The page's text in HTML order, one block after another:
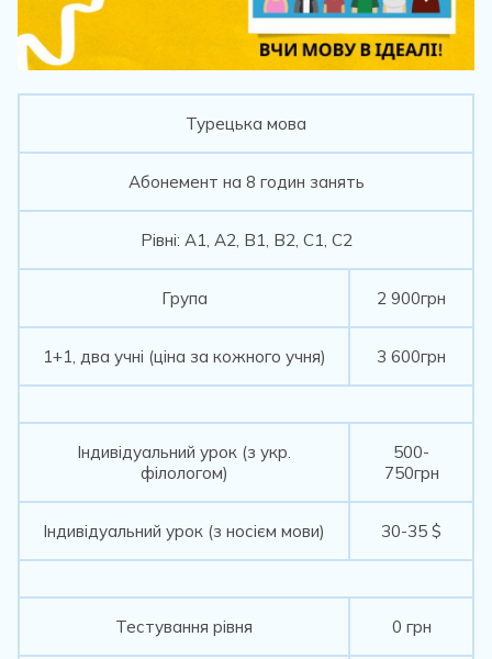
Турецька мова
Абонемент на 8 годин занять
Рівні: А1, А2, В1, В2, С1, С2
Група 2 900грн
1+1, два учні (ціна за кожного учня) 3 600грн
Індивідуальний урок (з укр.
філологом)
500-
750грн
Індивідуальний урок (з носієм мови) 30-35 $
Тестування рівня 0 грн